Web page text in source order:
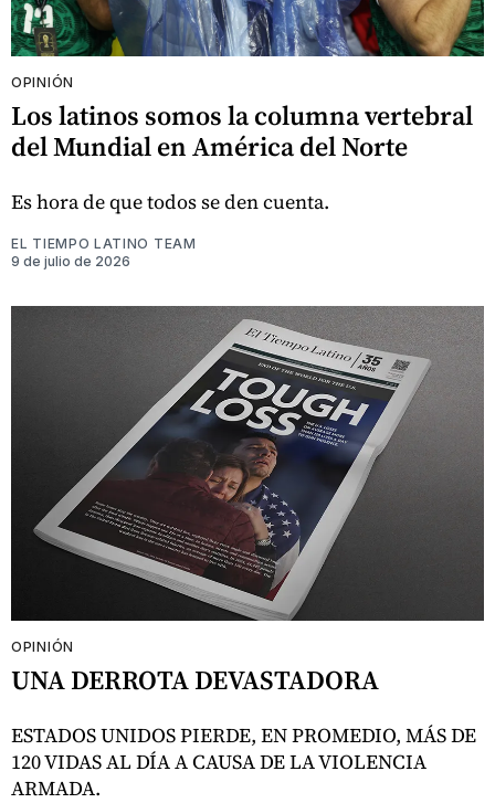
OPINIÓN
Los latinos somos la columna vertebral
del Mundial en América del Norte
Es hora de que todos se den cuenta.
EL TIEMPO LATINO TEAM
9 de julio de 2026
OPINIÓN
UNA DERROTA DEVASTADORA
ESTADOS UNIDOS PIERDE, EN PROMEDIO, MÁS DE
120 VIDAS AL DÍA A CAUSA DE LA VIOLENCIA
ARMADA.